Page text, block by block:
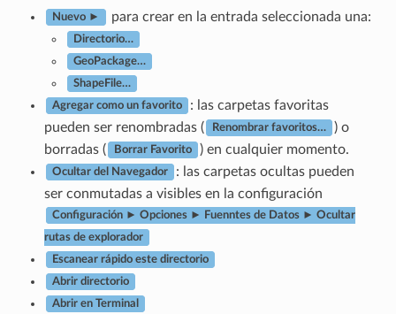
Nuevo ► para crear en la entrada seleccionada una:
Directorio…
GeoPackage…
ShapeFile…
Agregar como un favorito
: las carpetas favoritas
pueden ser renombradas (
Renombrar favoritos…
) o
borradas (
Borrar Favorito ) en cualquier momento.
Ocultar del Navegador
: las carpetas ocultas pueden
ser conmutadas a visibles en la configuración
Configuración ► Opciones ► Fuenntes de Datos ► Ocultar
rutas de explorador
Escanear rápido este directorio
Abrir directorio
Abrir en Terminal